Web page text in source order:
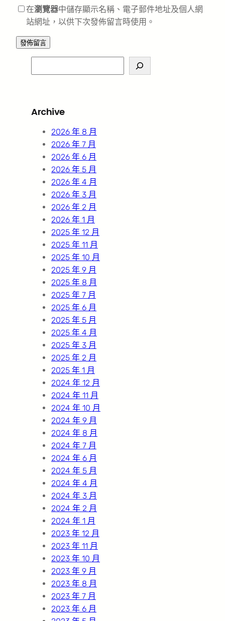
在瀏覽器中儲存顯示名稱、電子郵件地址及個人網
站網址，以供下次發佈留言時使用。
e
c
Archive
2026 年 8 月
2026 年 7 月
2026 年 6 月
2026 年 5 月
2026 年 4 月
2026 年 3 月
2026 年 2 月
2026 年 1 月
2025 年 12 月
2025 年 11 月
2025 年 10 月
2025 年 9 月
2025 年 8 月
2025 年 7 月
2025 年 6 月
2025 年 5 月
2025 年 4 月
2025 年 3 月
2025 年 2 月
2025 年 1 月
2024 年 12 月
2024 年 11 月
2024 年 10 月
2024 年 9 月
2024 年 8 月
2024 年 7 月
2024 年 6 月
2024 年 5 月
2024 年 4 月
2024 年 3 月
2024 年 2 月
2024 年 1 月
2023 年 12 月
2023 年 11 月
2023 年 10 月
2023 年 9 月
2023 年 8 月
2023 年 7 月
2023 年 6 月